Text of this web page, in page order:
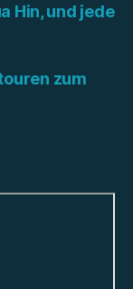
Hin, und jede
zum